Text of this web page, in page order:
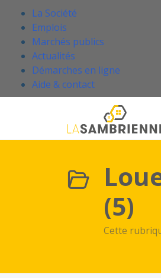
La Société
Emplois
Marchés publics
Actualités
Démarches en ligne
Aide & contact(Ce lien
Base de connaissances
(5)
Cette